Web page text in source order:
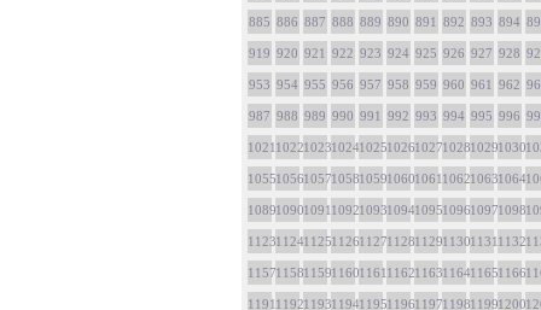
885 886 887 888 889 890 891 892 893 894
919 920 921 922 923 924 925 926 927 928
953 954 955 956 957 958 959 960 961 962
987 988 989 990 991 992 993 994 995 996
1021102210231024102510261027102810291030
1055105610571058105910601061106210631064
1089109010911092109310941095109610971098
1123112411251126112711281129113011311132
1157115811591160116111621163116411651166
1191119211931194119511961197119811991200